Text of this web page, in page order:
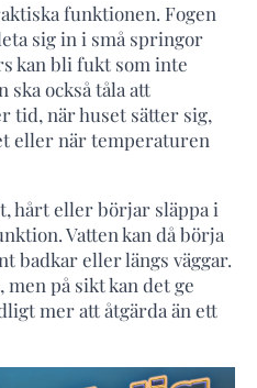
funktionen. Fogen
sig in i små springor
kan bli fukt som inte
också tåla att
tid, när huset sätter sig,
eller när temperaturen
hårt eller börjar släppa i
Vatten kan då börja
badkar eller längs väggar.
på sikt kan det ge
mer att åtgärda än ett